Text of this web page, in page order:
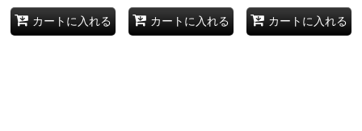
カートに入れる カートに入れる カートに入れる